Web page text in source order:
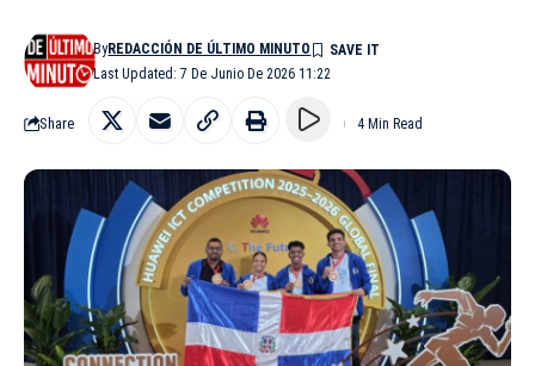
Last Updated: 7 De Junio De 2026 11:22
ByREDACCIÓN DE ÚLTIMO MINUTO
Share 4 Min Read